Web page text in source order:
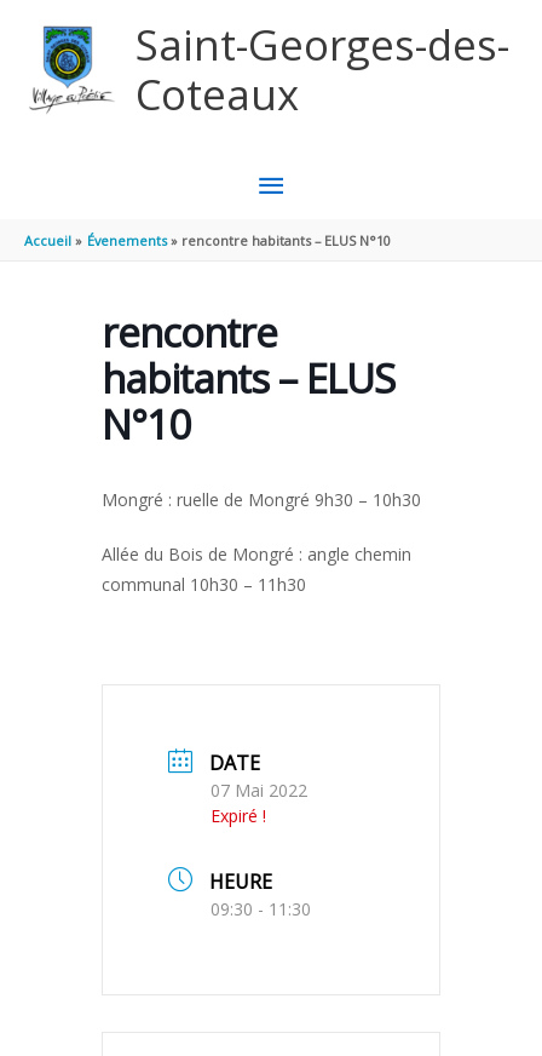
Saint-Georges-des-
Coteaux
MENU
PRINCIPAL
Accueil Évenements rencontre habitants – ELUS N°10
rencontre
habitants – ELUS
N°10
Mongré : ruelle de Mongré 9h30 – 10h30
Allée du Bois de Mongré : angle chemin
communal 10h30 – 11h30
DATE
07 Mai 2022
Expiré !
HEURE
09:30 - 11:30